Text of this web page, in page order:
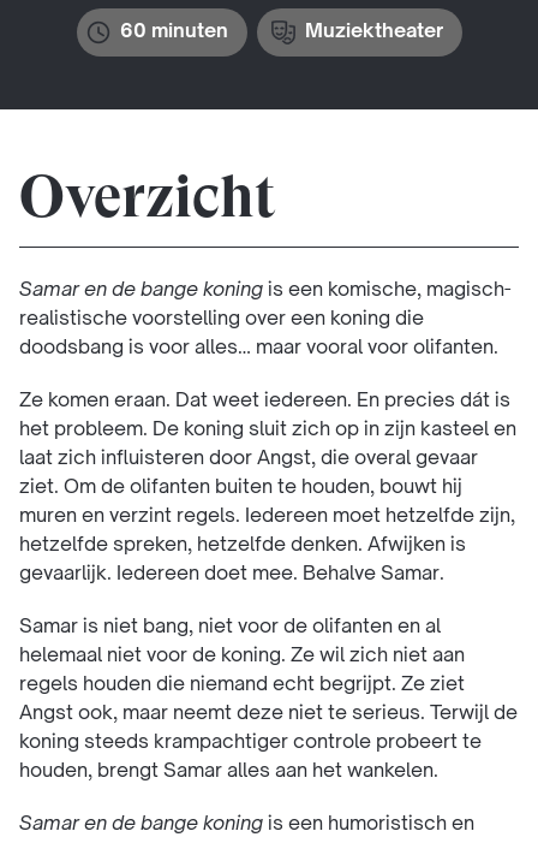
60 minuten Muziektheater
Overzicht
Samar en de bange koning is een komische, magisch-
realistische voorstelling over een koning die
doodsbang is voor alles… maar vooral voor olifanten.
Ze komen eraan. Dat weet iedereen. En precies dát is
het probleem. De koning sluit zich op in zijn kasteel en
laat zich influisteren door Angst, die overal gevaar
ziet. Om de olifanten buiten te houden, bouwt hij
muren en verzint regels. Iedereen moet hetzelfde zijn,
hetzelfde spreken, hetzelfde denken. Afwijken is
gevaarlijk. Iedereen doet mee. Behalve Samar.
Samar is niet bang, niet voor de olifanten en al
helemaal niet voor de koning. Ze wil zich niet aan
regels houden die niemand echt begrijpt. Ze ziet
Angst ook, maar neemt deze niet te serieus. Terwijl de
koning steeds krampachtiger controle probeert te
houden, brengt Samar alles aan het wankelen.
Samar en de bange koning is een humoristisch en